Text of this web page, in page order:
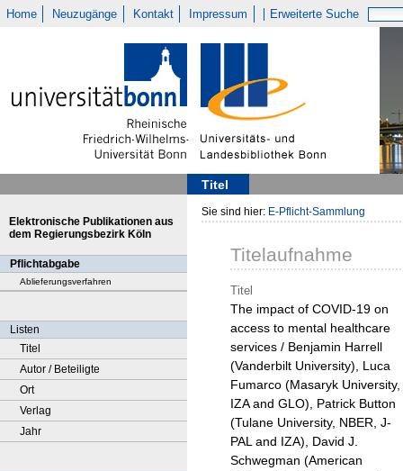
Home Neuzugänge Kontakt Impressum Erweiterte Suche
Titel
Elektronische Publikationen aus
dem Regierungsbezirk Köln
Pflichtabgabe
Ablieferungsverfahren
Listen
Titel
Autor / Beteiligte
Ort
Verlag
Jahr
Sie sind hier: E-Pflicht-Sammlung
Titelaufnahme
Titel
The impact of COVID-19 on
access to mental healthcare
services / Benjamin Harrell
(Vanderbilt University), Luca
Fumarco (Masaryk University,
IZA and GLO), Patrick Button
(Tulane University, NBER, J-
PAL and IZA), David J.
Schwegman (American